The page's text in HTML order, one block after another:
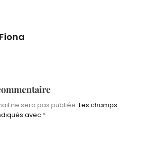
Fiona
ne sera pas publiée. Les champs
avec *